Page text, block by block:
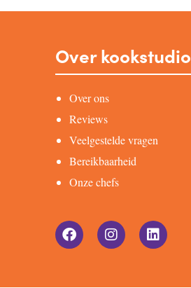
Over kookstudio
Over ons
Reviews
Veelgestelde vragen
Bereikbaarheid
Onze chefs